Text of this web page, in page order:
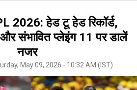
2026: हेड टू हेड रिकॉर्ड,
और संभावित प्लेइंग 11 पर डालें
नजर
May 09, 2026 - 10:32 AM (IST)